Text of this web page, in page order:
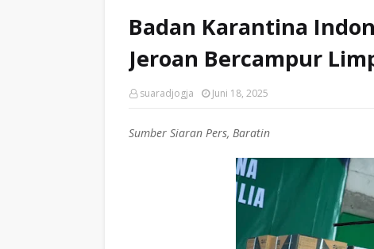
Badan Karantina
Jeroan Bercampur
suaradjogja Juni 18, 2025
Sumber Siaran Pers, Baratin